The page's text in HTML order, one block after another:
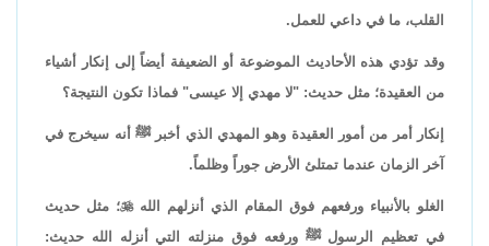
القلب، ما في داعي للعمل.
وقد تؤدي هذه الأحاديث الموضوعة أو الضعيفة أيضاً إلى إنكار أشياء
من العقيدة؛ مثل حديث: "لا مهدي إلا عيسى" فماذا تكون النتيجة؟
إنكار أمر من أمور العقيدة وهو المهدي الذي أخبر ﷺ أنه سيخرج في
آخر الزمان عندما تمتلئ الأرض جوراً وظلماً.
الغلو بالأنبياء ورفعهم فوق المقام الذي أنزلهم الله؛ مثل حديث
في تعظيم الرسول ﷺ ورفعه فوق منزلته التي أنزله الله حديث: